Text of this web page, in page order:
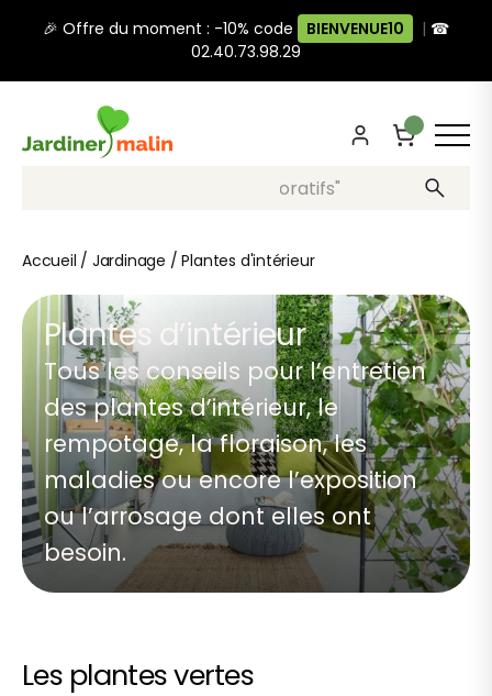
🎉 Offre du moment : -10% code BIENVENUE10 | ☎
02.40.73.98.29
Recherche, ex: "pots décoratifs"
Accueil / Jardinage /Plantes d'intérieur
Plantes d’intérieur
Tous les conseils pour l’entretien
des plantes d’intérieur, le
rempotage, la floraison, les
maladies ou encore l’exposition
ou l’arrosage dont elles ont
besoin.
Les plantes vertes